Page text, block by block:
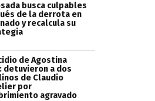
busca culpables
de la derrota en
y recalcula su
de Agostina
detuvieron a dos
de Claudio
por
agravado